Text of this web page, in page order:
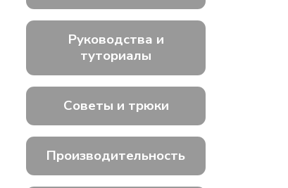
Руководства и
туториалы
Советы и трюки
Производительность